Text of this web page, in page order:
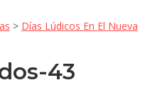
> Días Lúdicos En El Nueva
43